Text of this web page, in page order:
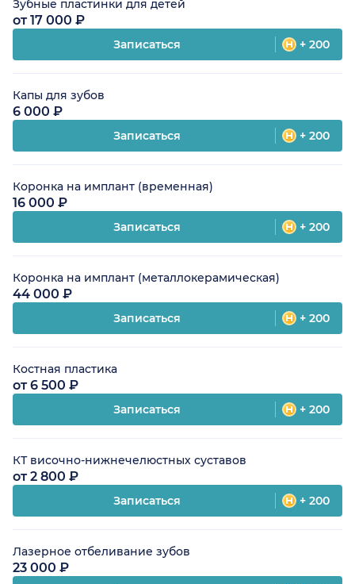
Зубные пластинки для детей
от 17 000 ₽
Записаться + 200
Капы для зубов
6 000 ₽
Записаться + 200
Коронка на имплант (временная)
16 000 ₽
Записаться + 200
Коронка на имплант (металлокерамическая)
44 000 ₽
Записаться + 200
Костная пластика
от 6 500 ₽
Записаться + 200
КТ височно-нижнечелюстных суставов
от 2 800 ₽
Записаться + 200
Лазерное отбеливание зубов
23 000 ₽